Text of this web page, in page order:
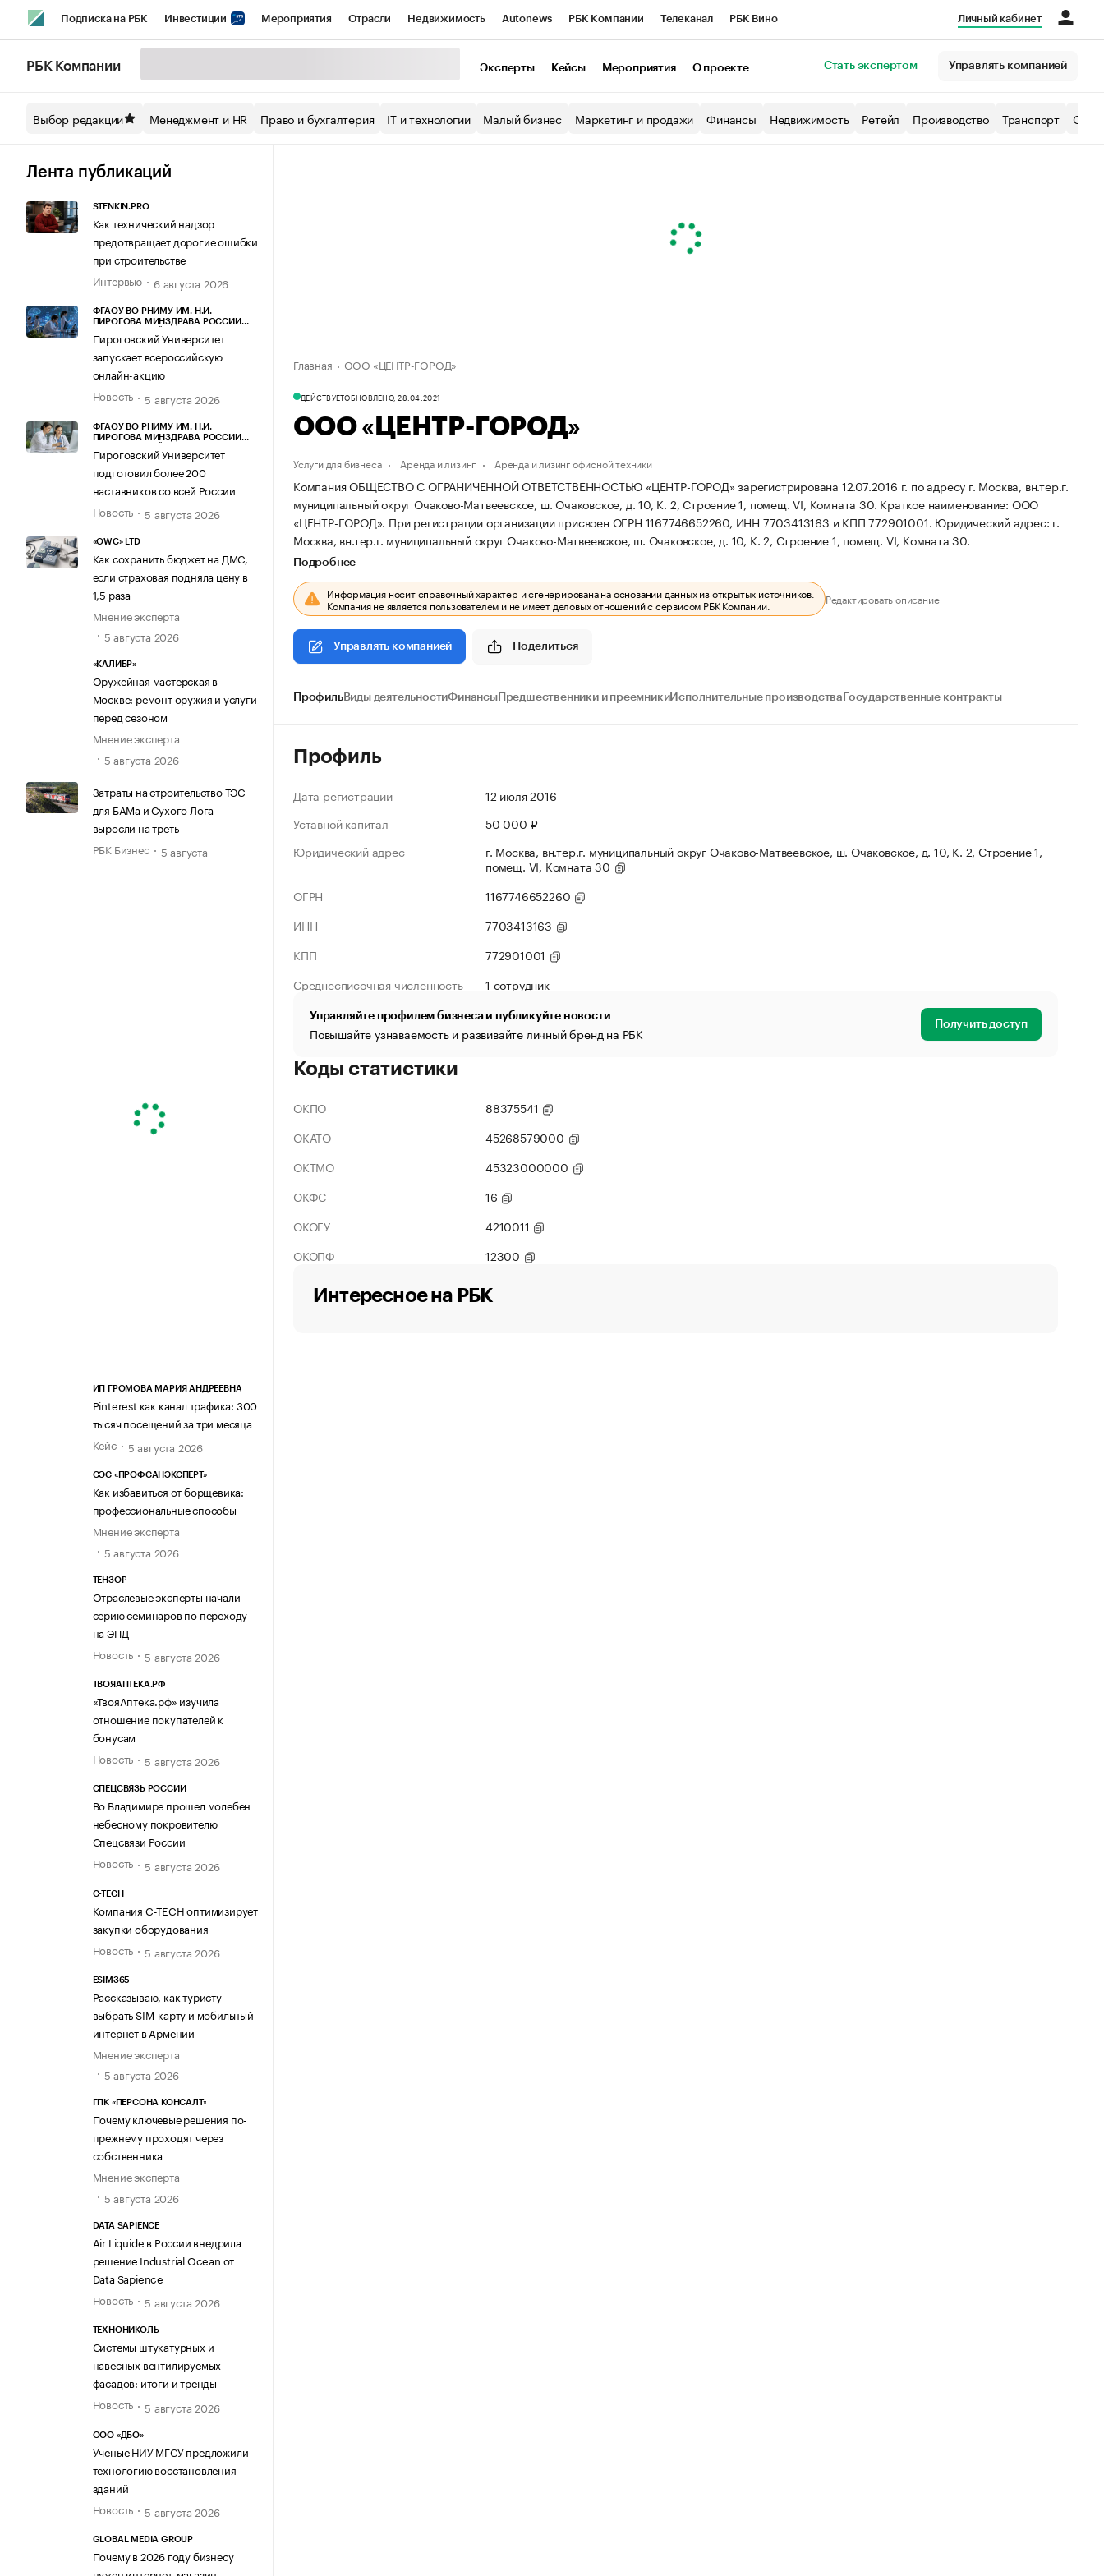
Подписка на РБК Инвестиции Мероприятия Отрасли Недвижимость Autonews РБК Компании Телеканал РБК Вино
Спецпроекты СПб Конференции СПб Спецпроекты Экономика Бизнес
Технологии и медиа
Личный кабинет
РБК Компании Эксперты Кейсы Мероприятия О проекте Стать экспертом Управлять компанией
Выбор редакции Менеджмент и HR Право и бухгалтерия IT и технологии Малый бизнес Маркетинг и продажи Финансы Недвижимость Ретейл Производство Транспорт
Лента публикаций
STENKIN.PRO
Как технический надзор
предотвращает дорогие ошибки
при строительстве
Интервью
6 августа 2026
ФГАОУ ВО РНИМУ ИМ. Н.И.
ПИРОГОВА МИНЗДРАВА РОССИИ
Пироговский Университет
запускает всероссийскую
онлайн-акцию
Новость
5 августа 2026
ФГАОУ ВО РНИМУ ИМ. Н.И.
ПИРОГОВА МИНЗДРАВА РОССИИ
Пироговский Университет
подготовил более 200
наставников со всей России
Новость
5 августа 2026
«OWC» LTD
Как сохранить бюджет на ДМС,
если страховая подняла цену в
1,5 раза
Мнение эксперта
5 августа 2026
«КАЛИБР»
Оружейная мастерская в
Москве: ремонт оружия и услуги
перед сезоном
Мнение эксперта
5 августа 2026
Затраты на строительство ТЭС
для БАМа и Сухого Лога
выросли на треть
РБК Бизнес
5 августа
ИП ГРОМОВА МАРИЯ АНДРЕЕВНА
Pinterest как канал трафика: 300
тысяч посещений за три месяца
Кейс
5 августа 2026
СЭС «ПРОФСАНЭКСПЕРТ»
Как избавиться от борщевика:
профессиональные способы
Мнение эксперта
5 августа 2026
ТЕНЗОР
Отраслевые эксперты начали
серию семинаров по переходу
на ЭПД
Новость
5 августа 2026
ТВОЯАПТЕКА.РФ
«ТвояАптека.рф» изучила
отношение покупателей к
бонусам
Новость
5 августа 2026
СПЕЦСВЯЗЬ РОССИИ
Во Владимире прошел молебен
небесному покровителю
Спецсвязи России
Новость
5 августа 2026
C-TECH
Компания C-TECH оптимизирует
закупки оборудования
Новость
5 августа 2026
ESIM365
Рассказываю, как туристу
выбрать SIM-карту и мобильный
интернет в Армении
Мнение эксперта
5 августа 2026
ГПК «ПЕРСОНА КОНСАЛТ»
Почему ключевые решения по-
прежнему проходят через
собственника
Мнение эксперта
5 августа 2026
DATA SAPIENCE
Air Liquide в России внедрила
решение Industrial Ocean от
Data Sapience
Новость
5 августа 2026
ТЕХНОНИКОЛЬ
Системы штукатурных и
навесных вентилируемых
фасадов: итоги и тренды
Новость
5 августа 2026
ООО «ДБО»
Ученые НИУ МГСУ предложили
технологию восстановления
зданий
Новость
5 августа 2026
GLOBAL MEDIA GROUP
Почему в 2026 году бизнесу
Главная ООО «ЦЕНТР-ГОРОД»
ДЕЙСТВУЕТОБНОВЛЕНО, 28.04.2021
ООО «ЦЕНТР-ГОРОД»
Услуги для бизнеса Аренда и лизинг Аренда и лизинг офисной техники
Компания ОБЩЕСТВО С ОГРАНИЧЕННОЙ ОТВЕТСТВЕННОСТЬЮ «ЦЕНТР-ГОРОД» зарегистрирована 12.07.2016 г. по адресу г. Москва, вн.тер.г.
муниципальный округ Очаково-Матвеевское, ш. Очаковское, д. 10, К. 2, Строение 1, помещ. VI, Комната 30. Краткое наименование: ООО
«ЦЕНТР-ГОРОД». При регистрации организации присвоен ОГРН 1167746652260, ИНН 7703413163 и КПП 772901001. Юридический адрес: г.
Москва, вн.тер.г. муниципальный округ Очаково-Матвеевское, ш. Очаковское, д. 10, К. 2, Строение 1, помещ. VI, Комната 30.
Подробнее
Информация носит справочный характер и сгенерирована на основании данных из открытых источников.
Компания не является пользователем и не имеет деловых отношений с сервисом РБК Компании. Редактировать описание
Управлять компанией Поделиться
ПрофильВиды деятельностиФинансыПредшественники и преемникиИсполнительные производства Государственные контракты
Профиль
Дата регистрации
12 июля 2016
Уставной капитал
50 000 ₽
Юридический адрес
г. Москва, вн.тер.г. муниципальный округ Очаково-Матвеевское, ш. Очаковское, д. 10, К. 2, Строение 1,
помещ. VI, Комната 30
ОГРН
1167746652260
ИНН
7703413163
КПП
772901001
Среднесписочная численность
1 сотрудник
Управляйте профилем бизнеса и публикуйте новости
Повышайте узнаваемость и развивайте личный бренд на РБК Получить доступ
Коды статистики
ОКПО
88375541
ОКАТО
45268579000
ОКТМО
45323000000
ОКФС
16
ОКОГУ
4210011
ОКОПФ
12300
Интересное на РБК